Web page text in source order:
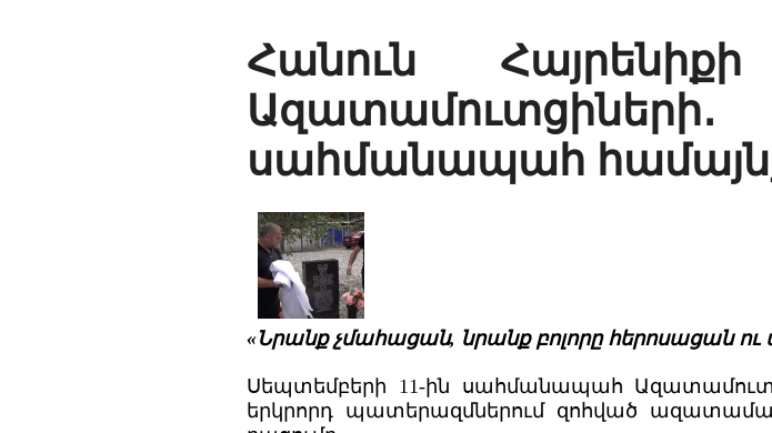
Հանուն
սահմանապահ
«Նրանք չմահացան, նրանք բոլորը հերոսացան
Սեպտեմբերի 11-ին սահմանապահ
երկրորդ պատերազմներում զոհված